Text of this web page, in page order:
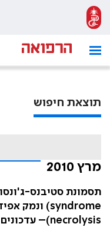
תוצאת חיפוש
מרץ 2010
necrolysis)– עדכונים וחידושים